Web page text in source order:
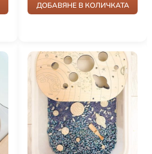
ДОБАВЯНЕ В КОЛИЧКАТА